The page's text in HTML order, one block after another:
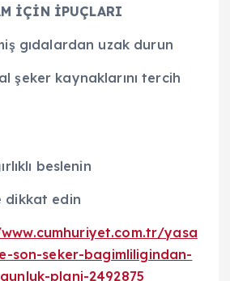
İÇİN İPUÇLARI
gıdalardan uzak durun
şeker kaynaklarını tercih
beslenin
dikkat edin
yasa
son-seker-bagimliligindan-
plani-2492875